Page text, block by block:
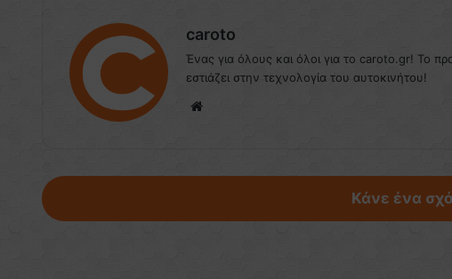
caroto
Ένας για όλους και όλοι για το caroto.gr! Το
εστιάζει στην τεχνολογία του αυτοκινήτου!
Κάνε ένα